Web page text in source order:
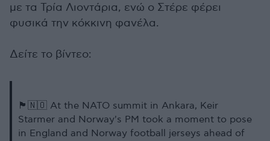
με τα Τρία Λιοντάρια, ενώ ο Στέρε φέρει
φυσικά την κόκκινη φανέλα.
Δείτε το βίντεο:
🏴󠁧󠁢󠁥󠁮󠁧󠁿🇳🇴 At the NATO summit in Ankara, Keir
Starmer and Norway's PM took a moment to pose
in England and Norway football jerseys ahead of